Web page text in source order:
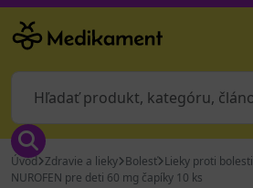
Úvod Zdravie a lieky Bolesť Lieky proti bolesti
NUROFEN pre deti 60 mg čapíky 10 ks